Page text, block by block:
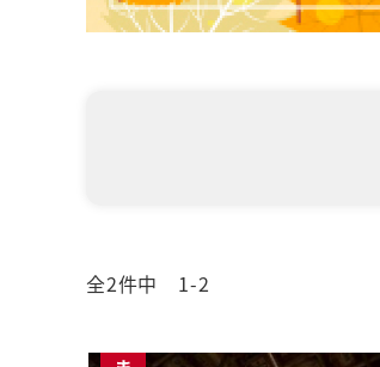
全2件中 1-2